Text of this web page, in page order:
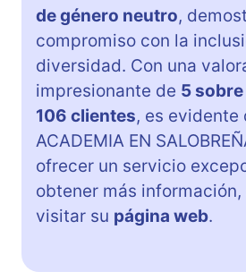
de género neutro,
compromiso con la
diversidad. Con una
impresionante de 5
106 clientes, es evidente
ACADEMIA EN
ofrecer un servicio
obtener más
visitar su página web.